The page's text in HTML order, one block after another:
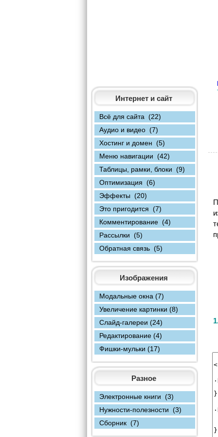
Интернет и сайт
Всё для сайта (22)
Аудио и видео (7)
Хостинг и домен (5)
Меню навигации (42)
Таблицы, рамки, блоки (9)
Оптимизация (6)
Эффекты (20)
Это пригодится (7)
Комментирование (4)
Рассылки (5)
Обратная связь (5)
Изображения
Модальные окна (7)
Увеличение картинки (8)
Слайд-галереи (24)
Редактирование (4)
Фишки-мульки (17)
Разное
Электронные книги (3)
Нужности-полезности (3)
Сборник (7)